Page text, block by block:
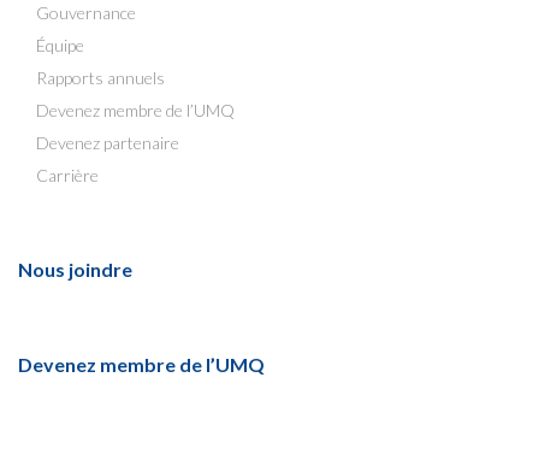
Gouvernance
Équipe
Rapports annuels
Devenez membre de l’UMQ
Devenez partenaire
Carrière
Nous joindre
Devenez membre de l’UMQ